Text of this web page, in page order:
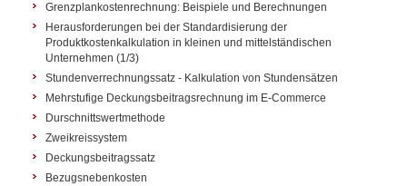
Grenzplankostenrechnung: Beispiele und Berechnungen
Herausforderungen bei der Standardisierung der
Produktkostenkalkulation in kleinen und mittelständischen
Unternehmen (1/3)
Stundenverrechnungssatz - Kalkulation von Stundensätzen
Mehrstufige Deckungsbeitragsrechnung im E-Commerce
Durschnittswertmethode
Zweikreissystem
Deckungsbeitragssatz
Bezugsnebenkosten